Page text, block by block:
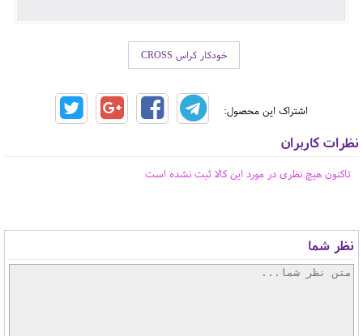
خودکار کراس CROSS
اشتراک این محصول:
نظرات کاربران
تاکنون هیچ نظری در مورد این کالا ثبت نشده است
نظر شما